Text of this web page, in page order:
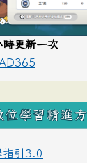
時更新一次
位學習精進
指引3.0